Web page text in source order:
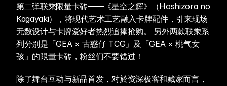
第二弹联乘限量卡砖——《星空之辉》（Hoshizora no
Kagayaki），将现代艺术工艺融入卡牌配件，引来现场
无数设计与卡牌爱好者热烈追捧抢购。 另外两款联乘系
列分别是「GEA × 古惑仔 TCG」及「GEA × 桃气女
孩」的限量卡砖，粉丝们不要错过！
除了舞台互动与新品首发，对於资深极客和藏家而言，